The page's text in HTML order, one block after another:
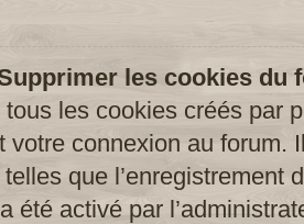
les cookies du
les cookies créés par
votre connexion au forum.
que l’enregistrement
été activé par